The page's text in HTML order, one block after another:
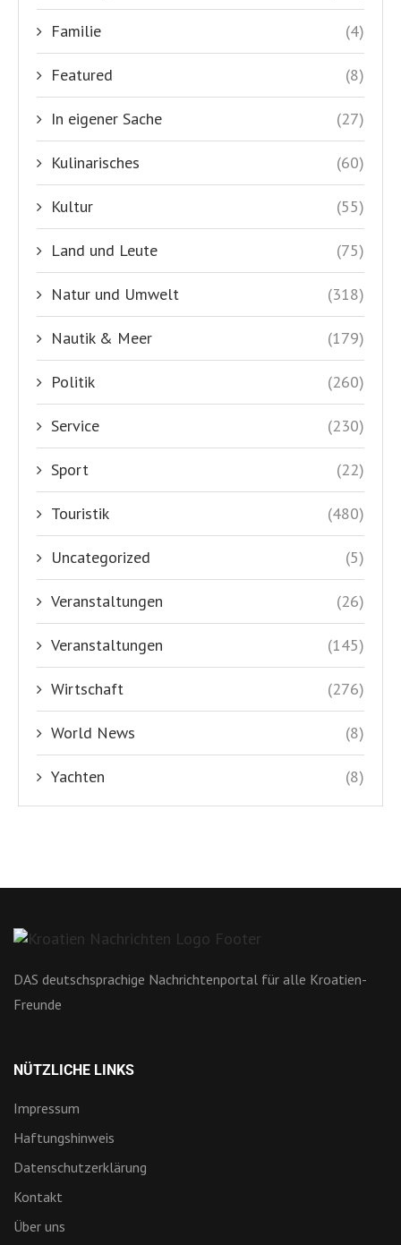
Familie (4)
Featured (8)
In eigener Sache (27)
Kulinarisches (60)
Kultur (55)
Land und Leute (75)
Natur und Umwelt (318)
Nautik & Meer (179)
Politik (260)
Service (230)
Sport (22)
Touristik (480)
Uncategorized (5)
Veranstaltungen (26)
Veranstaltungen (145)
Wirtschaft (276)
World News (8)
Yachten (8)
DAS deutschsprachige Nachrichtenportal für alle Kroatien-
Freunde
NÜTZLICHE LINKS
Impressum
Haftungshinweis
Datenschutzerklärung
Kontakt
Über uns